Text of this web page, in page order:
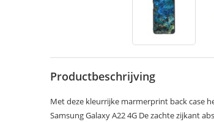
Productbeschrijving
Met deze kleurrijke marmerprint back case
Samsung Galaxy A22 4G De zachte zijkant